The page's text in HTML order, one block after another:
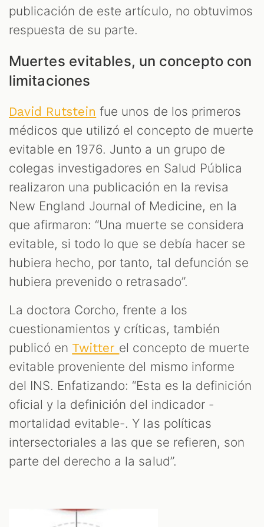
publicación de este artículo, no obtuvimos
respuesta de su parte.
Muertes evitables, un concepto con
limitaciones
David Rutstein fue unos de los primeros
médicos que utilizó el concepto de muerte
evitable en 1976. Junto a un grupo de
colegas investigadores en Salud Pública
realizaron una publicación en la revisa
New England Journal of Medicine, en la
que afirmaron: “Una muerte se considera
evitable, si todo lo que se debía hacer se
hubiera hecho, por tanto, tal defunción se
hubiera prevenido o retrasado”.
La doctora Corcho, frente a los
cuestionamientos y críticas, también
publicó en Twitter el concepto de muerte
evitable proveniente del mismo informe
del INS. Enfatizando: “Esta es la definición
oficial y la definición del indicador -
mortalidad evitable-. Y las políticas
intersectoriales a las que se refieren, son
parte del derecho a la salud”.